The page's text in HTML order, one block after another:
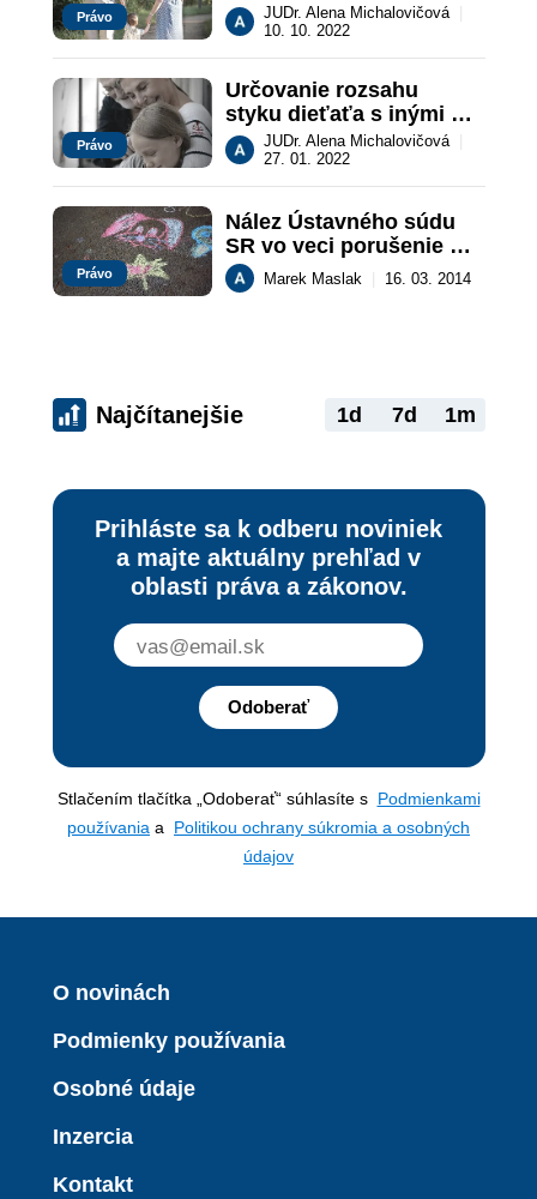
Právo JUDr. Alena Michalovičová
10. 10. 2022
Právo
Určovanie rozsahu
styku dieťaťa s inými
príbuznými
JUDr. Alena Michalovičová
27. 01. 2022
Právo
Nález Ústavného súdu
SR vo veci porušenie
práv maloletých (II. ÚS
97/2013)
Marek Maslak 16. 03. 2014
Najčítanejšie 1d 7d 1m
Prihláste sa k odberu noviniek
a majte aktuálny prehľad v
oblasti práva a zákonov.
Odoberať
Stlačením tlačítka „Odoberať“ súhlasíte s Podmienkami
používania a Politikou ochrany súkromia a osobných
údajov
O novinách
Podmienky používania
Osobné údaje
Inzercia
Kontakt